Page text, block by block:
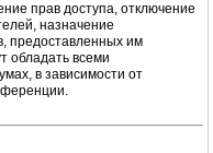
прав доступа, отключение
назначение
предоставленных им
обладать всеми
в зависимости от